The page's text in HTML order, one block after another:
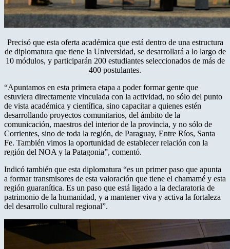
Precisó que esta oferta académica que está dentro de una estructura
de diplomatura que tiene la Universidad, se desarrollará a lo largo de
10 módulos, y participarán 200 estudiantes seleccionados de más de
400 postulantes.
“Apuntamos en esta primera etapa a poder formar gente que
estuviera directamente vinculada con la actividad, no sólo del punto
de vista académica y científica, sino capacitar a quienes estén
desarrollando proyectos comunitarios, del ámbito de la
comunicación, maestros del interior de la provincia, y no sólo de
Corrientes, sino de toda la región, de Paraguay, Entre Ríos, Santa
Fe. También vimos la oportunidad de establecer relación con la
región del NOA y la Patagonia”, comentó.
Indicó también que esta diplomatura “es un primer paso que apunta
a formar transmisores de esta valoración que tiene el chamamé y esta
región guaranítica. Es un paso que está ligado a la declaratoria de
patrimonio de la humanidad, y a mantener viva y activa la fortaleza
del desarrollo cultural regional”.